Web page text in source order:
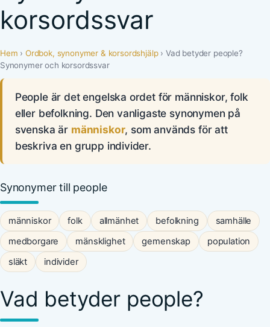
korsordssvar
Hem › Ordbok, synonymer & korsordshjälp› Vad betyder people?
Synonymer och korsordssvar
People är det engelska ordet för människor, folk
eller befolkning. Den vanligaste synonymen på
svenska är människor, som används för att
beskriva en grupp individer.
Synonymer till people
människor folk allmänhet befolkning
samhälle
medborgare
mänsklighet gemenskap
population
släkt
individer
Vad betyder people?